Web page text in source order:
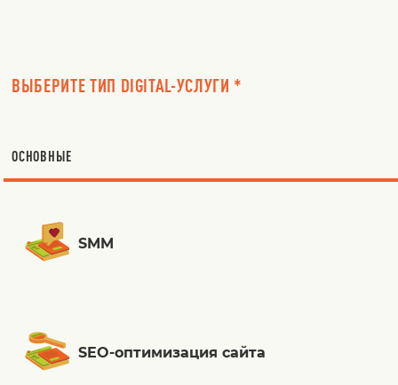
ВЫБЕРИТЕ ТИП DIGITAL-УСЛУГИ *
ОСНОВНЫЕ
SMM
SEO-оптимизация сайта